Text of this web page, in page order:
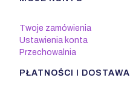
Twoje zamówienia
Ustawienia konta
Przechowalnia
PŁATNOŚCI I DOSTAWA